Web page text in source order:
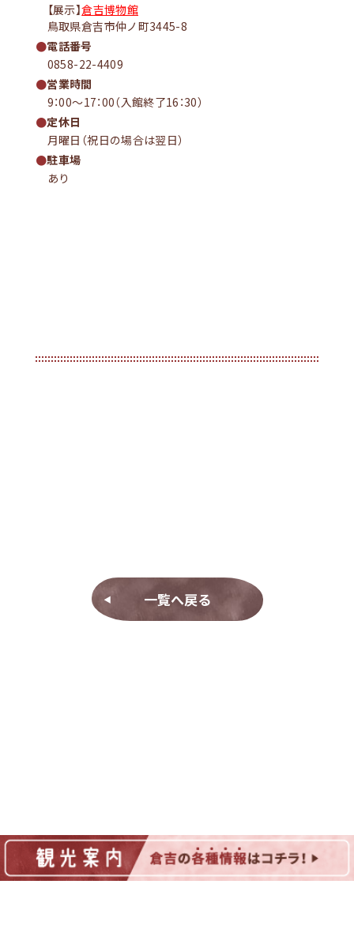
【展示】倉吉博物館
鳥取県倉吉市仲ノ町3445-8
電話番号
0858-22-4409
営業時間
9：00～17：00（入館終了16：30）
定休日
月曜日（祝日の場合は翌日）
駐車場
あり
◀ 一覧へ戻る